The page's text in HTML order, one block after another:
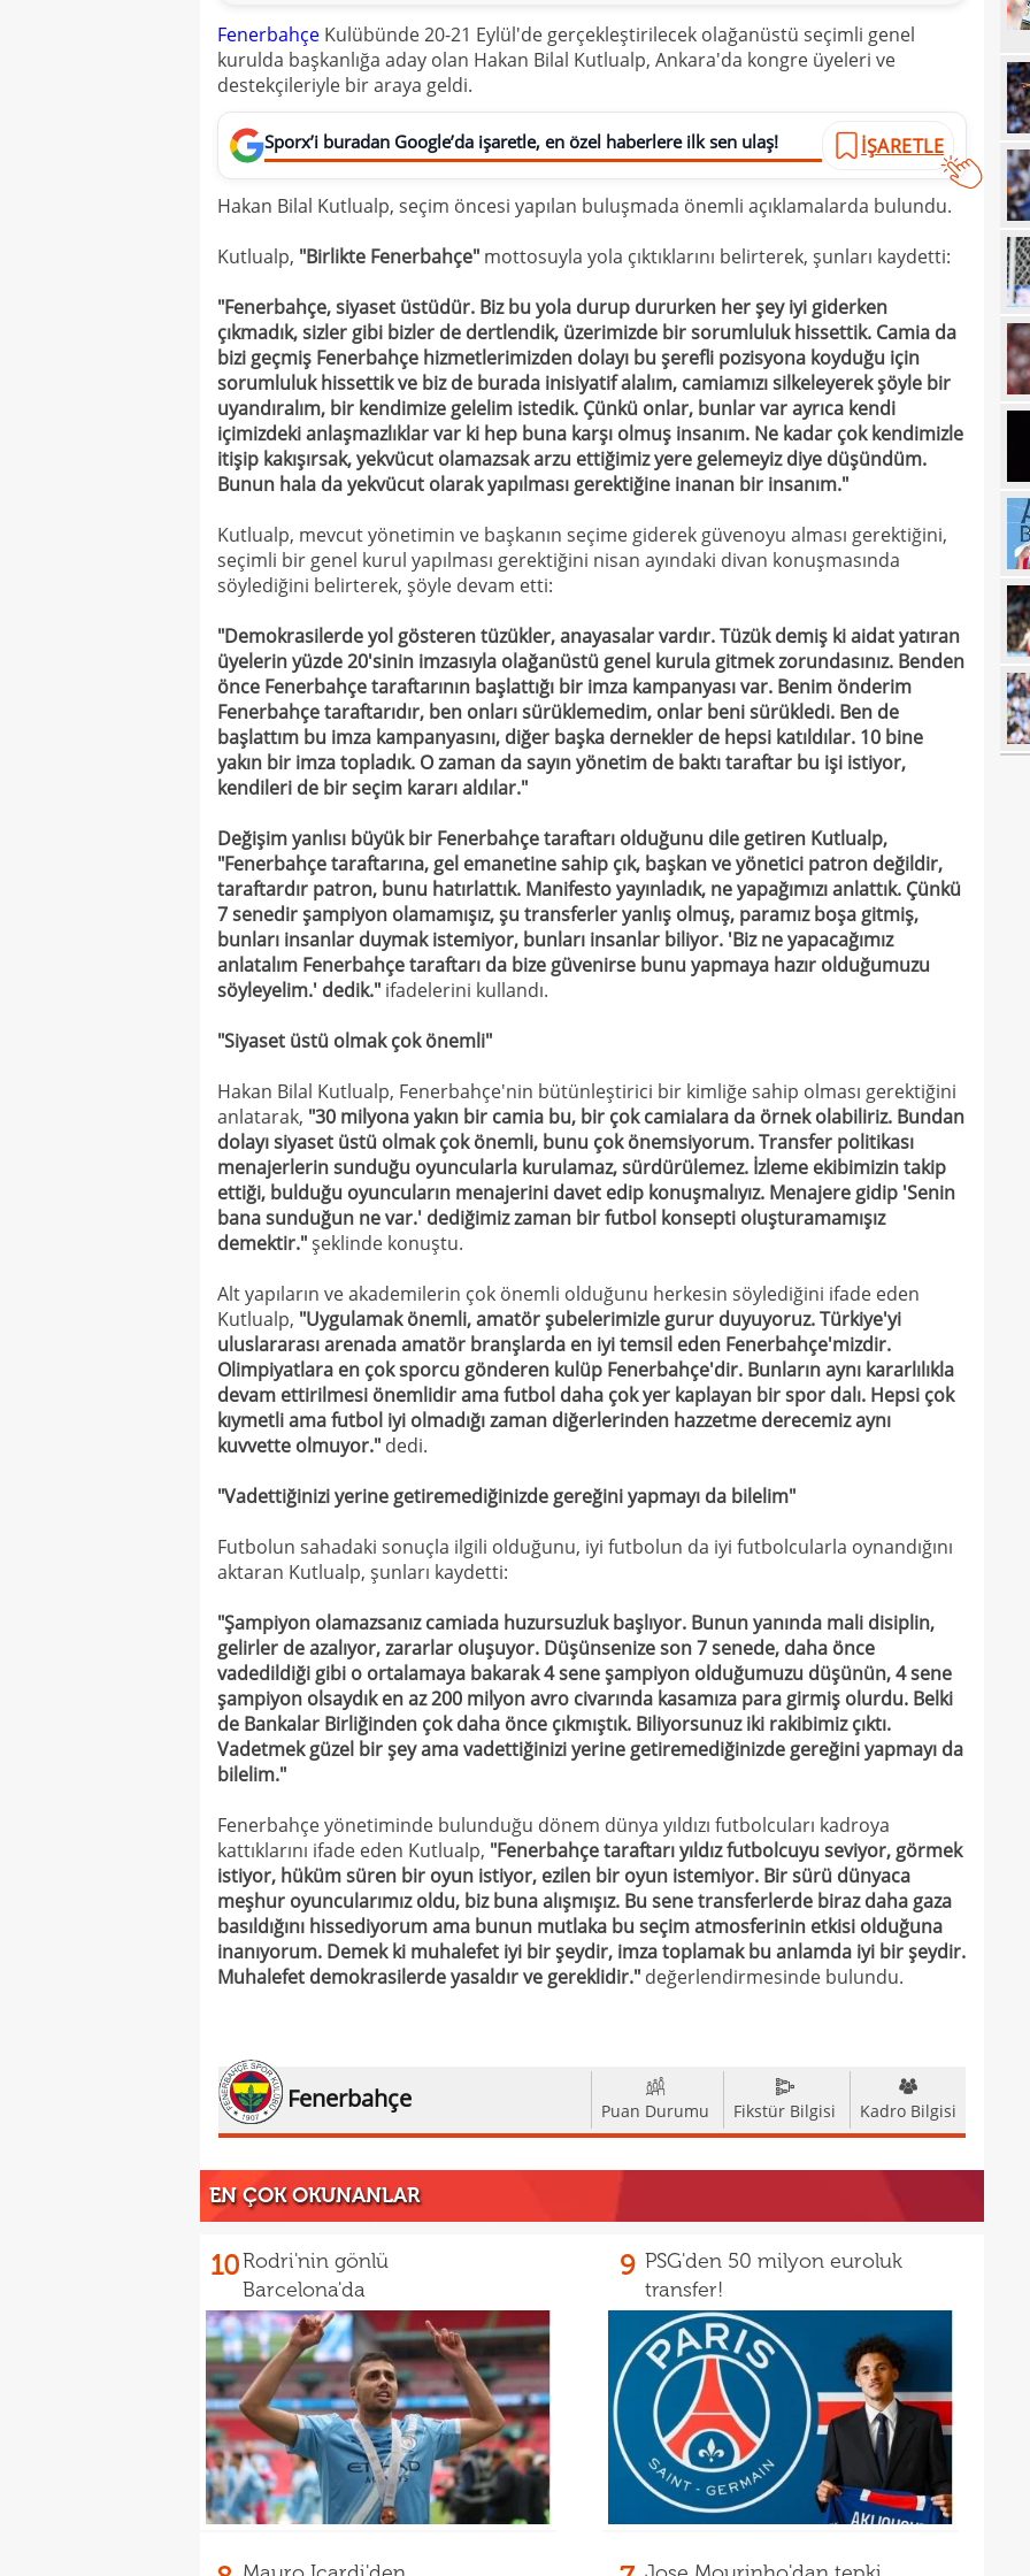
Fenerbahçe Kulübünde 20-21 Eylül'de gerçekleştirilecek olağanüstü seçimli genel
kurulda başkanlığa aday olan Hakan Bilal Kutlualp, Ankara'da kongre üyeleri ve
destekçileriyle bir araya geldi.
Sporx’i buradan Google’da işaretle, en özel haberlere ilk sen ulaş! İŞARETLE
Hakan Bilal Kutlualp, seçim öncesi yapılan buluşmada önemli açıklamalarda bulundu.
Kutlualp, "Birlikte Fenerbahçe" mottosuyla yola çıktıklarını belirterek, şunları kaydetti:
"Fenerbahçe, siyaset üstüdür. Biz bu yola durup dururken her şey iyi giderken
çıkmadık, sizler gibi bizler de dertlendik, üzerimizde bir sorumluluk hissettik. Camia da
bizi geçmiş Fenerbahçe hizmetlerimizden dolayı bu şerefli pozisyona koyduğu için
sorumluluk hissettik ve biz de burada inisiyatif alalım, camiamızı silkeleyerek şöyle bir
uyandıralım, bir kendimize gelelim istedik. Çünkü onlar, bunlar var ayrıca kendi
içimizdeki anlaşmazlıklar var ki hep buna karşı olmuş insanım. Ne kadar çok kendimizle
itişip kakışırsak, yekvücut olamazsak arzu ettiğimiz yere gelemeyiz diye düşündüm.
Bunun hala da yekvücut olarak yapılması gerektiğine inanan bir insanım."
Kutlualp, mevcut yönetimin ve başkanın seçime giderek güvenoyu alması gerektiğini,
seçimli bir genel kurul yapılması gerektiğini nisan ayındaki divan konuşmasında
söylediğini belirterek, şöyle devam etti:
"Demokrasilerde yol gösteren tüzükler, anayasalar vardır. Tüzük demiş ki aidat yatıran
üyelerin yüzde 20'sinin imzasıyla olağanüstü genel kurula gitmek zorundasınız. Benden
önce Fenerbahçe taraftarının başlattığı bir imza kampanyası var. Benim önderim
Fenerbahçe taraftarıdır, ben onları sürüklemedim, onlar beni sürükledi. Ben de
başlattım bu imza kampanyasını, diğer başka dernekler de hepsi katıldılar. 10 bine
yakın bir imza topladık. O zaman da sayın yönetim de baktı taraftar bu işi istiyor,
kendileri de bir seçim kararı aldılar."
Değişim yanlısı büyük bir Fenerbahçe taraftarı olduğunu dile getiren Kutlualp,
"Fenerbahçe taraftarına, gel emanetine sahip çık, başkan ve yönetici patron değildir,
taraftardır patron, bunu hatırlattık. Manifesto yayınladık, ne yapağımızı anlattık. Çünkü
7 senedir şampiyon olamamışız, şu transferler yanlış olmuş, paramız boşa gitmiş,
bunları insanlar duymak istemiyor, bunları insanlar biliyor. 'Biz ne yapacağımız
anlatalım Fenerbahçe taraftarı da bize güvenirse bunu yapmaya hazır olduğumuzu
söyleyelim.' dedik." ifadelerini kullandı.
"Siyaset üstü olmak çok önemli"
Hakan Bilal Kutlualp, Fenerbahçe'nin bütünleştirici bir kimliğe sahip olması gerektiğini
anlatarak, "30 milyona yakın bir camia bu, bir çok camialara da örnek olabiliriz. Bundan
dolayı siyaset üstü olmak çok önemli, bunu çok önemsiyorum. Transfer politikası
menajerlerin sunduğu oyuncularla kurulamaz, sürdürülemez. İzleme ekibimizin takip
ettiği, bulduğu oyuncuların menajerini davet edip konuşmalıyız. Menajere gidip 'Senin
bana sunduğun ne var.' dediğimiz zaman bir futbol konsepti oluşturamamışız
demektir."şeklinde konuştu.
Alt yapıların ve akademilerin çok önemli olduğunu herkesin söylediğini ifade eden
Kutlualp, "Uygulamak önemli, amatör şubelerimizle gurur duyuyoruz. Türkiye'yi
uluslararası arenada amatör branşlarda en iyi temsil eden Fenerbahçe'mizdir.
Olimpiyatlara en çok sporcu gönderen kulüp Fenerbahçe'dir. Bunların aynı kararlılıkla
devam ettirilmesi önemlidir ama futbol daha çok yer kaplayan bir spor dalı. Hepsi çok
kıymetli ama futbol iyi olmadığı zaman diğerlerinden hazzetme derecemiz aynı
kuvvette olmuyor." dedi.
"Vadettiğinizi yerine getiremediğinizde gereğini yapmayı da bilelim"
Futbolun sahadaki sonuçla ilgili olduğunu, iyi futbolun da iyi futbolcularla oynandığını
aktaran Kutlualp, şunları kaydetti:
"Şampiyon olamazsanız camiada huzursuzluk başlıyor. Bunun yanında mali disiplin,
gelirler de azalıyor, zararlar oluşuyor. Düşünsenize son 7 senede, daha önce
vadedildiği gibi o ortalamaya bakarak 4 sene şampiyon olduğumuzu düşünün, 4 sene
şampiyon olsaydık en az 200 milyon avro civarında kasamıza para girmiş olurdu. Belki
de Bankalar Birliğinden çok daha önce çıkmıştık. Biliyorsunuz iki rakibimiz çıktı.
Vadetmek güzel bir şey ama vadettiğinizi yerine getiremediğinizde gereğini yapmayı da
bilelim."
Fenerbahçe yönetiminde bulunduğu dönem dünya yıldızı futbolcuları kadroya
kattıklarını ifade eden Kutlualp, "Fenerbahçe taraftarı yıldız futbolcuyu seviyor, görmek
istiyor, hüküm süren bir oyun istiyor, ezilen bir oyun istemiyor. Bir sürü dünyaca
meşhur oyuncularımız oldu, biz buna alışmışız. Bu sene transferlerde biraz daha gaza
basıldığını hissediyorum ama bunun mutlaka bu seçim atmosferinin etkisi olduğuna
inanıyorum. Demek ki muhalefet iyi bir şeydir, imza toplamak bu anlamda iyi bir şeydir.
Muhalefet demokrasilerde yasaldır ve gereklidir." değerlendirmesinde bulundu.
Fenerbahçe Puan Durumu Fikstür Bilgisi Kadro Bilgisi
EN ÇOK OKUNANLAR
10Rodri'nin gönlü
Barcelona'da
9 PSG'den 50 milyon euroluk
transfer!
İki
12.